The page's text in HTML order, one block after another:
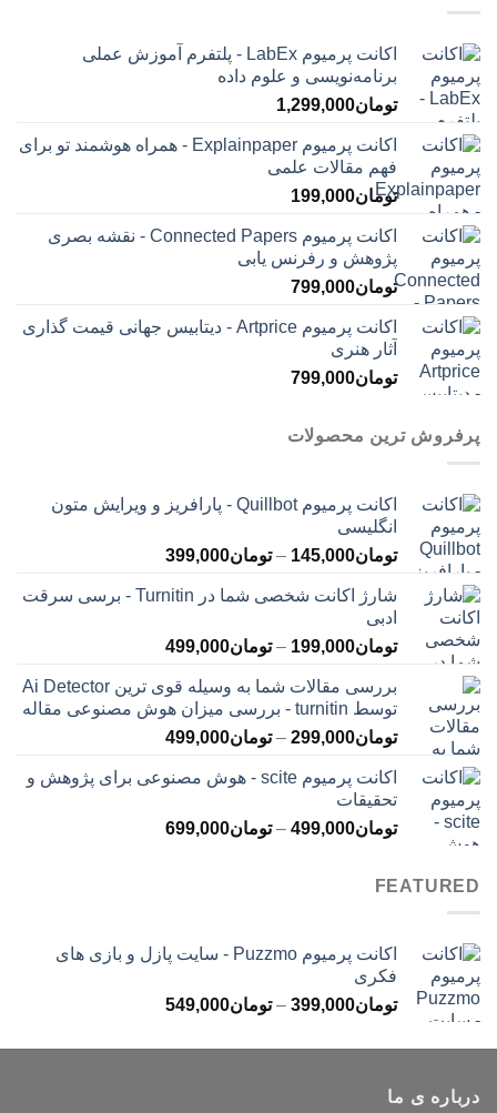
اکانت پرمیوم LabEx - پلتفرم آموزش عملی
برنامه‌نویسی و علوم داده
تومان1,299,000
اکانت پرمیوم Explainpaper - همراه هوشمند تو برای
فهم مقالات علمی
تومان199,000
اکانت پرمیوم Connected Papers - نقشه بصری
پژوهش و رفرنس یابی
تومان799,000
اکانت پرمیوم Artprice - دیتابیس جهانی قیمت ‌گذاری
آثار هنری
تومان799,000
پرفروش ترین محصولات
اکانت پرمیوم Quillbot - پارافریز و ویرایش متون
انگلیسی
تومان145,000
– تومان399,000محدوده
تومان145,000
تومان399,000
شارژ اکانت شخصی شما در Turnitin - برسی سرقت
ادبی
تومان199,000
– تومان499,000محدوده
تومان199,000
تا
تومان499,000
بررسی مقالات شما به وسیله قوی ترین Ai Detector
توسط turnitin - بررسی میزان هوش مصنوعی مقاله
تومان299,000
– تومان499,000محدوده
تومان299,000
تومان499,000
اکانت پرمیوم scite - هوش مصنوعی برای پژوهش و
تحقیقات
تومان499,000
– تومان699,000محدوده
FEATURED
اکانت پرمیوم Puzzmo - سایت پازل و بازی های
فکری
تومان399,000
– تومان549,000محدوده
تومان399,000
درباره ی ما